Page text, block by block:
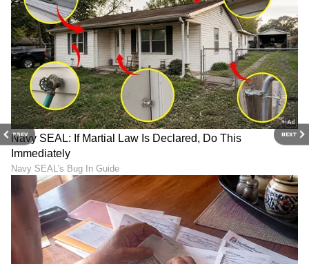
PREV NEXT